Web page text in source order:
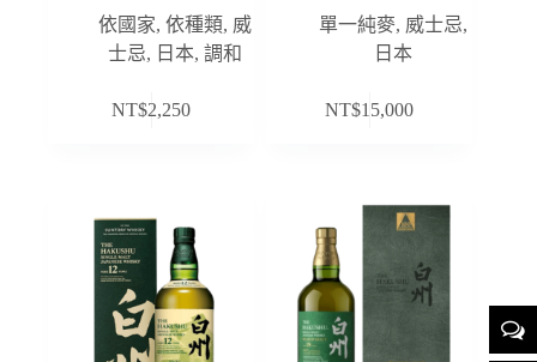
依國家,依種類, 威
士忌, 日本,調和
NT$2,250
單一純麥, 威士忌,
日本
NT$15,000